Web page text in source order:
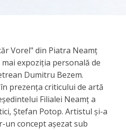
Vorel" din Piatra Neamț
expoziția personală de
Dumitru Bezem.
prezența criticului de artă
Filialei Neamț a
Ștefan Potop. Artistul și-a
un concept așezat sub